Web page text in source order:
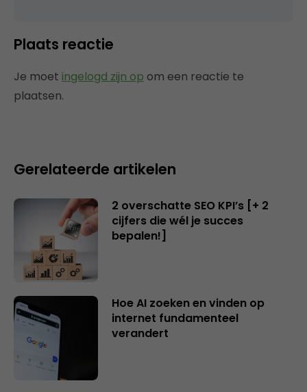
Plaats reactie
Je moet ingelogd zijn op om een reactie te
plaatsen.
Gerelateerde artikelen
2 overschatte SEO KPI’s [+ 2
cijfers die wél je succes
bepalen!]
Hoe AI zoeken en vinden op
internet fundamenteel
verandert